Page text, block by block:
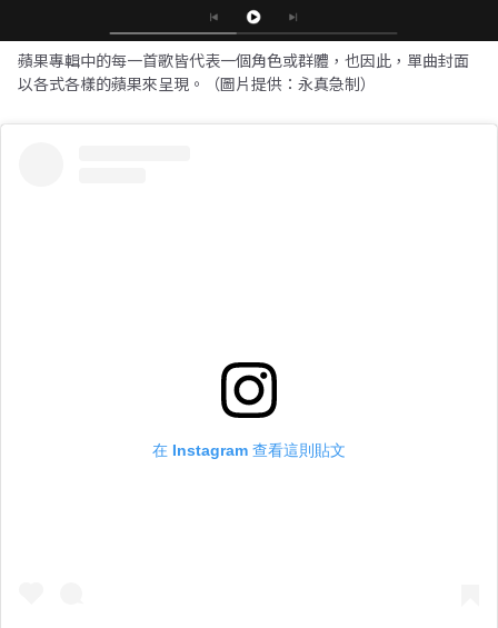
蘋果專輯中的每一首歌皆代表一個角色或群體，也因此，單曲封面
以各式各樣的蘋果來呈現。（圖片提供：永真急制）
在 Instagram 查看這則貼文